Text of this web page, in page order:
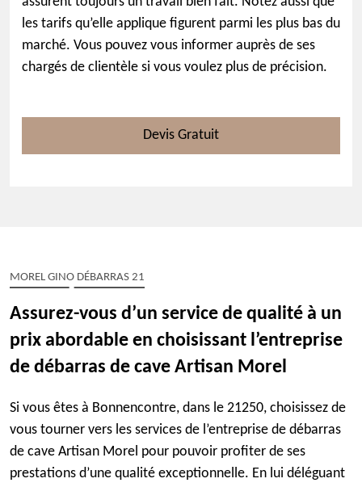
les tarifs qu’elle applique figurent parmi les plus bas du
marché. Vous pouvez vous informer auprès de ses
chargés de clientèle si vous voulez plus de précision.
Devis Gratuit
MOREL GINO DÉBARRAS 21
Assurez-vous d’un service de qualité à un
prix abordable en choisissant l’entreprise
de débarras de cave Artisan Morel
Si vous êtes à Bonnencontre, dans le 21250, choisissez de
vous tourner vers les services de l’entreprise de débarras
de cave Artisan Morel pour pouvoir profiter de ses
prestations d’une qualité exceptionnelle. En lui déléguant